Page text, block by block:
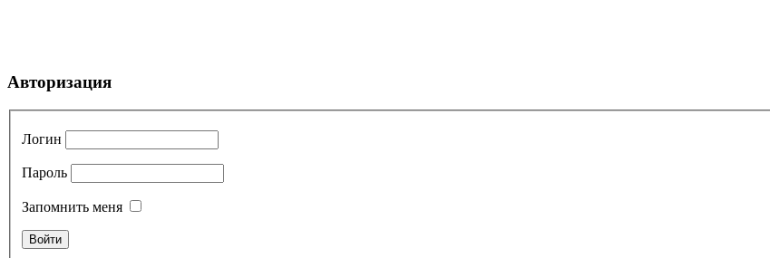
Авторизация
Логин
Пароль
Запомнить меня